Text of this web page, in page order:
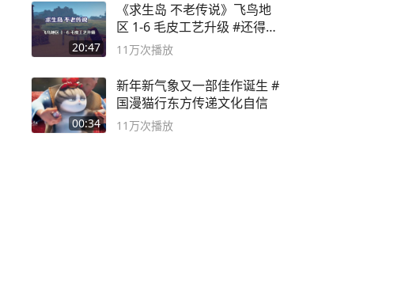
20:47
《求生岛 不老传说》飞鸟地
区 1-6 毛皮工艺升级 #还得是
主机大作
11万次播放
00:34
新年新气象又一部佳作诞生 #
国漫猫行东方传递文化自信
11万次播放